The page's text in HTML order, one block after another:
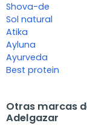
Shova-de
Sol natural
Atika
Ayluna
Ayurveda
Best protein
Otras marcas
Adelgazar